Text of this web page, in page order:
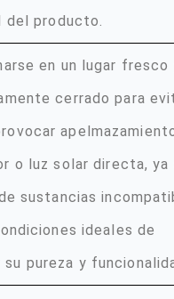
del producto.
en un lugar fresco
cerrado para
o luz solar directa, ya
sustancias
ideales de
pureza y